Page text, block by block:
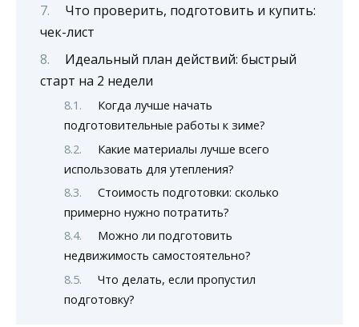
Что проверить, подготовить и купить:
чек-лист
Идеальный план действий: быстрый
старт на 2 недели
Когда лучше начать
подготовительные работы к зиме?
Какие материалы лучше всего
использовать для утепления?
Стоимость подготовки: сколько
примерно нужно потратить?
Можно ли подготовить
недвижимость самостоятельно?
Что делать, если пропустил
подготовку?